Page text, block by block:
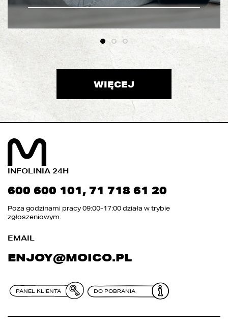
WIĘCEJ
INFOLINIA 24H
600 600 101, 71 718 61 20
Poza godzinami pracy 09:00-17:00 działa w trybie
zgłoszeniowym.
EMAIL
ENJOY@MOICO.PL